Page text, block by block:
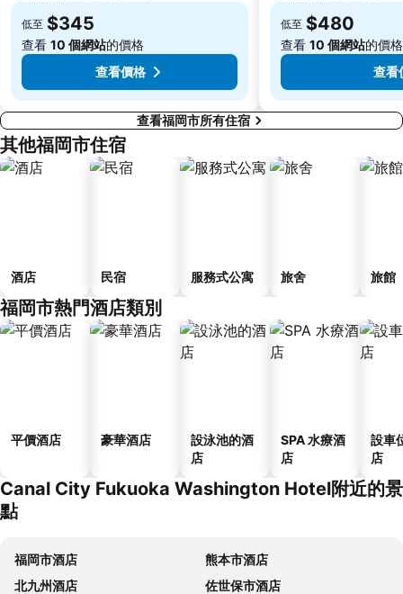
低至 $345
查看 10 個網站的價格
查看價格
低至 $480
查看 10 個網站的價格
查看
查看福岡市所有住宿
其他福岡市住宿
酒店 民宿 服務式公寓 旅舍 旅館
福岡市熱門酒店類別
平價酒店 豪華酒店
設泳池的酒
店
SPA 水療酒
店
設車
店
Canal City Fukuoka Washington Hotel附近的景
點
福岡市酒店
熊本市酒店
北九州酒店
佐世保市酒店